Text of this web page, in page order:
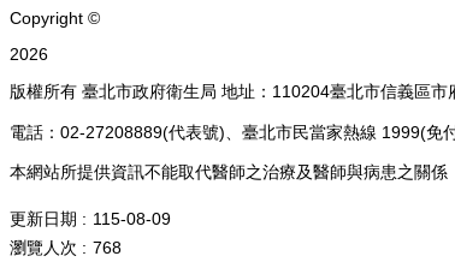
Copyright ©
2026
版權所有 臺北市政府衛生局 地址：110204臺北市信義區市
電話：02-27208889(代表號)、臺北市民當家熱線 1999(免
本網站所提供資訊不能取代醫師之治療及醫師與病患之關係
更新日期
115-08-09
瀏覽人次
768